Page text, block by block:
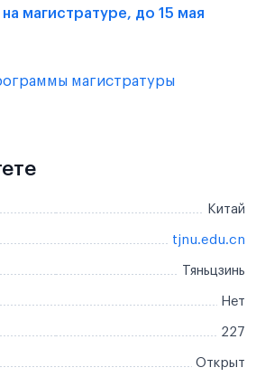
магистратуре, до 15 мая
магистратуры
Китай
tjnu.edu.cn
Тяньцзинь
Нет
227
Открыт